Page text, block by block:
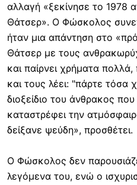
αλλαγή «ξεκίνησε το 1978
Θάτσερ». Ο Φώσκολος
ήταν μια απάντηση στο
Θάτσερ με τους
και παίρνει χρήματα
και τους λέει: "πάρτε τόσα
διοξείδιο του άνθρακος
καταστρέφει την
δείξανε ψεύδη», προσθέτει.
Ο Φώσκολος δεν
λεγόμενα του, ενώ ο